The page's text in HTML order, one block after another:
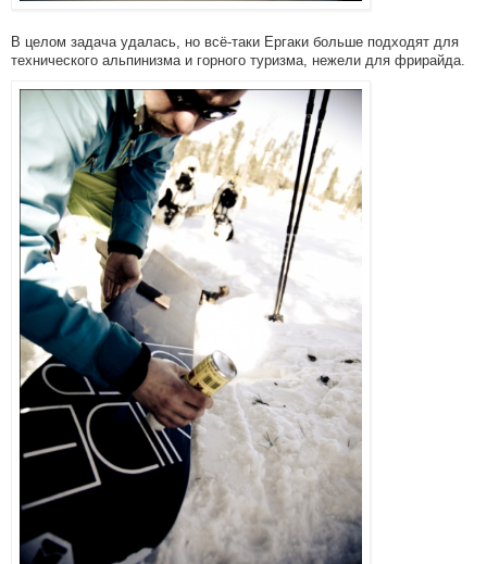
В целом задача удалась, но всё-таки Ергаки больше подходят для
технического альпинизма и горного туризма, нежели для фрирайда.